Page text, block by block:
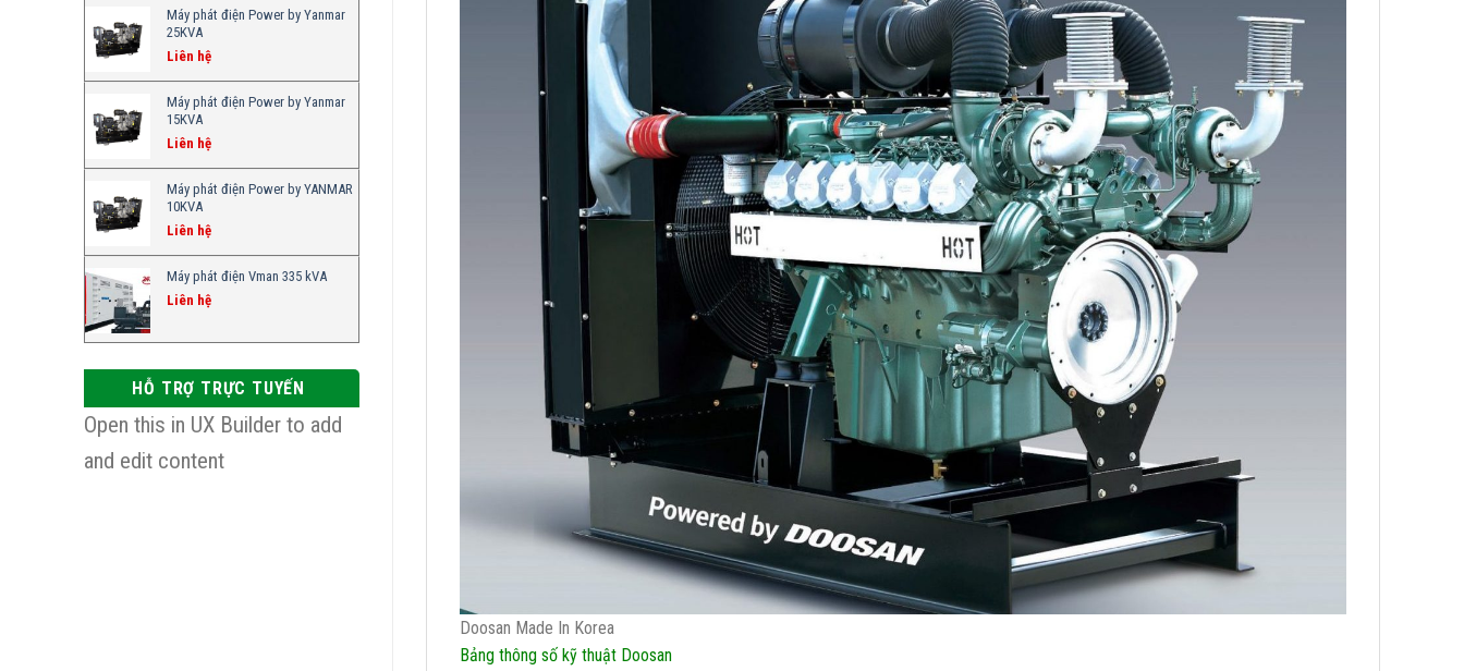
Máy phát điện Power by Yanmar
25KVA
Liên hệ
Máy phát điện Power by Yanmar
15KVA
Liên hệ
Máy phát điện Power by YANMAR
10KVA
Liên hệ
Máy phát điện Vman 335 kVA
Liên hệ
HỖ TRỢ TRỰC TUYẾN
Open this in UX Builder to add
and edit content
Doosan Made In Korea
Bảng thông số kỹ thuật Doosan